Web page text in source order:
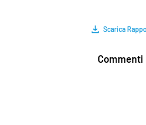
Scarica
Commenti